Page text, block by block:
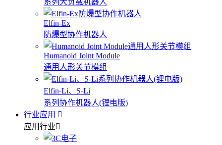
Elfin-Ex
防爆型协作机器人
Humanoid Joint Module
通用人形关节模组
Elfin-Li、S-Li
系列协作机器人(锂电版)
行业应用
应用行业